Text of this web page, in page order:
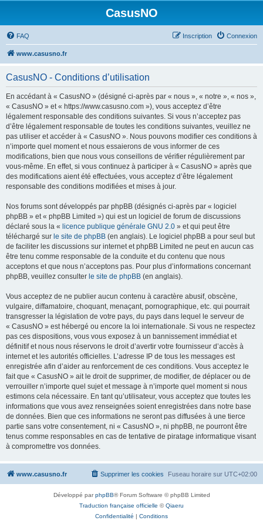
CasusNO
FAQ Connexion
Inscription
www.casusno.fr
CasusNO - Conditions d’utilisation
En accédant à « CasusNO » (désigné ci-après par « nous », « notre », « nos »,
« CasusNO » et « https://www.casusno.com »), vous acceptez d’être
légalement responsable des conditions suivantes. Si vous n’acceptez pas
d’être légalement responsable de toutes les conditions suivantes, veuillez ne
pas utiliser et accéder à « CasusNO ». Nous pouvons modifier ces conditions à
n’importe quel moment et nous essaierons de vous informer de ces
modifications, bien que nous vous conseillons de vérifier régulièrement par
vous-même. En effet, si vous continuez à participer à « CasusNO » après que
des modifications aient été effectuées, vous acceptez d’être légalement
responsable des conditions modifiées et mises à jour.
Nos forums sont développés par phpBB (désignés ci-après par « logiciel
phpBB » et « phpBB Limited ») qui est un logiciel de forum de discussions
déclaré sous la « licence publique générale GNU 2.0 » et qui peut être
téléchargé sur le site de phpBB (en anglais). Le logiciel phpBB a pour seul but
de faciliter les discussions sur internet et phpBB Limited ne peut en aucun cas
être tenu comme responsable de la conduite et du contenu que nous
acceptons et que nous n’acceptons pas. Pour plus d’informations concernant
phpBB, veuillez consulter le site de phpBB (en anglais).
Vous acceptez de ne publier aucun contenu à caractère abusif, obscène,
vulgaire, diffamatoire, choquant, menaçant, pornographique, etc. qui pourrait
transgresser la législation de votre pays, du pays dans lequel le serveur de
« CasusNO » est hébergé ou encore la loi internationale. Si vous ne respectez
pas ces dispositions, vous vous exposez à un bannissement immédiat et
définitif et nous nous réservons le droit d’avertir votre fournisseur d’accès à
internet et les autorités officielles. L’adresse IP de tous les messages est
enregistrée afin d’aider au renforcement de ces conditions. Vous acceptez le
fait que « CasusNO » ait le droit de supprimer, de modifier, de déplacer ou de
verrouiller n’importe quel sujet et message à n’importe quel moment si nous
estimons cela nécessaire. En tant qu’utilisateur, vous acceptez que toutes les
informations que vous avez renseignées soient enregistrées dans notre base
de données. Bien que ces informations ne seront pas diffusées à une tierce
partie sans votre consentement, ni « CasusNO », ni phpBB, ne pourront être
tenus comme responsables en cas de tentative de piratage informatique visant
à compromettre vos données.
www.casusno.fr Fuseau horaire sur UTC+02:00
Supprimer les cookies
Développé parphpBB® Forum Software © phpBB Limited
Traduction française officielle ©Qiaeru
Confidentialité | Conditions